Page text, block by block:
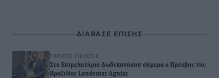
ΔΙΑΒΑΣΕ ΕΠΙΣΗΣ
ΤΟΠΙΚΈΣ ΕΙΔΉΣΕΙΣ
Στο Επιμελητήριο Δωδεκανήσου σήμερα ο Πρέσβης της
Βραζιλίας Laudemar Aguiar